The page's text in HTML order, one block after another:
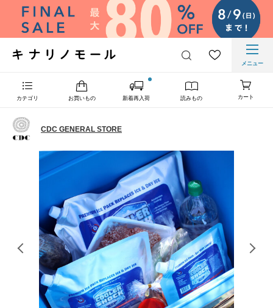
メニュー
カテゴリ お買いもの 新着再入荷 読みもの カート
CDC GENERAL STORE